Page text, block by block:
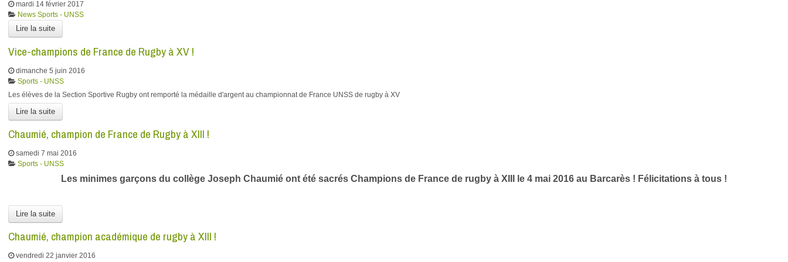
mardi 14 février 2017
News Sports - UNSS
Lire la suite
Vice-champions de France de Rugby à XV !
dimanche 5 juin 2016
Sports - UNSS
Les élèves de la Section Sportive Rugby ont remporté la médaille d'argent au championnat de France UNSS de rugby à XV
Lire la suite
Chaumié, champion de France de Rugby à XIII !
samedi 7 mai 2016
Sports - UNSS
Les minimes garçons du collège Joseph Chaumié ont été sacrés Champions de France de rugby à XIII le 4 mai 2016 au Barcarès ! Félicitations à tous !
Lire la suite
Chaumié, champion académique de rugby à XIII !
vendredi 22 janvier 2016